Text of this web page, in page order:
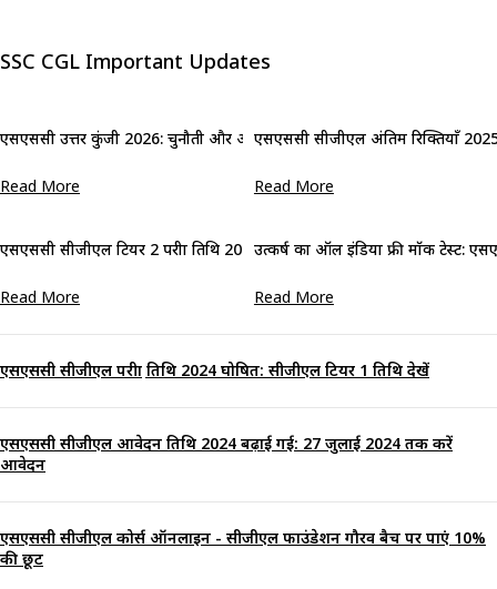
SSC CGL Important Updates
एसएससी उत्तर कुंजी 2026: चुनौती और आपत्ति के लिए नए दिशानिर्देश
Read More
एसएससी सीजीएल अंतिम रिक्तियाँ
Read More
एसएससी सीजीएल टियर 2 परीक्षा तिथि 2025 (घोषित): टियर 1 परिणाम जारी
Read More
उत्कर्ष का ऑल इंडिया फ्री मॉक टेस्ट:
Read More
एसएससी सीजीएल परीक्षा तिथि 2024 घोषित: सीजीएल टियर 1 तिथि देखें
एसएससी सीजीएल आवेदन तिथि 2024 बढ़ाई गई: 27 जुलाई 2024 तक करें
आवेदन
एसएससी सीजीएल कोर्स ऑनलाइन - सीजीएल फाउंडेशन गौरव बैच पर पाएं 10%
की छूट